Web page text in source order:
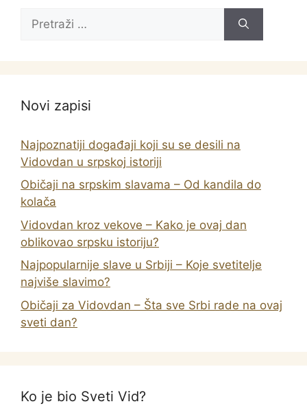
Novi zapisi
Najpoznatiji događaji koji su se desili na
Vidovdan u srpskoj istoriji
Običaji na srpskim slavama – Od kandila do
kolača
Vidovdan kroz vekove – Kako je ovaj dan
oblikovao srpsku istoriju?
Najpopularnije slave u Srbiji – Koje svetitelje
najviše slavimo?
Običaji za Vidovdan – Šta sve Srbi rade na ovaj
sveti dan?
Ko je bio Sveti Vid?